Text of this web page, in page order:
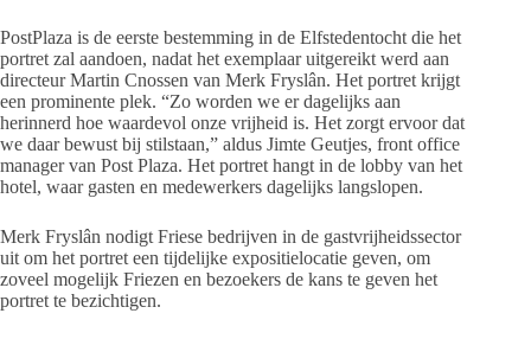
PostPlaza is de eerste bestemming in de Elfstedentocht die het
portret zal aandoen, nadat het exemplaar uitgereikt werd aan
directeur Martin Cnossen van Merk Fryslân. Het portret krijgt
een prominente plek. “Zo worden we er dagelijks aan
herinnerd hoe waardevol onze vrijheid is. Het zorgt ervoor dat
we daar bewust bij stilstaan,” aldus Jimte Geutjes, front office
manager van Post Plaza. Het portret hangt in de lobby van het
hotel, waar gasten en medewerkers dagelijks langslopen.
Merk Fryslân nodigt Friese bedrijven in de gastvrijheidssector
uit om het portret een tijdelijke expositielocatie geven, om
zoveel mogelijk Friezen en bezoekers de kans te geven het
portret te bezichtigen.